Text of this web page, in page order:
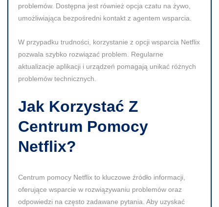
problemów. Dostępna jest również opcja czatu na żywo,
umożliwiająca bezpośredni kontakt z agentem wsparcia.
W przypadku trudności, korzystanie z opcji wsparcia Netflix
pozwala szybko rozwiązać problem. Regularne
aktualizacje aplikacji i urządzeń pomagają unikać różnych
problemów technicznych.
Jak Korzystać Z
Centrum Pomocy
Netflix?
Centrum pomocy Netflix to kluczowe źródło informacji,
oferujące wsparcie w rozwiązywaniu problemów oraz
odpowiedzi na często zadawane pytania. Aby uzyskać